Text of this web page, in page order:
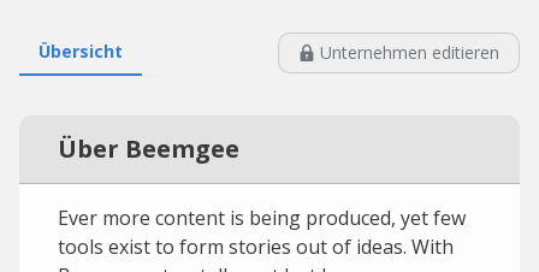
Übersicht Unternehmen editieren
Über Beemgee
Ever more content is being produced, yet few
tools exist to form stories out of ideas. With